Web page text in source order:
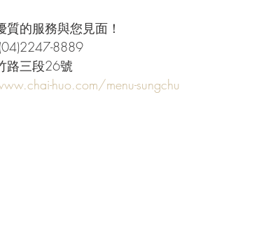
的服務與您見面！
8889
路三段26號
huo.com/menu-sungchu